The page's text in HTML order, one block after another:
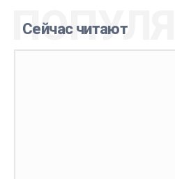
Сейчас читают